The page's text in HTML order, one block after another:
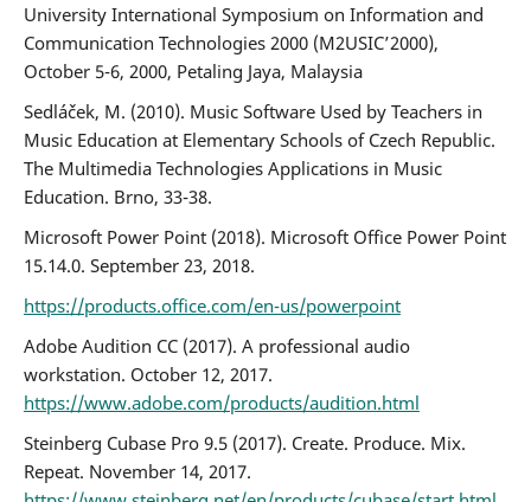
University International Symposium on Information and
Communication Technologies 2000 (M2USIC’2000),
October 5-6, 2000, Petaling Jaya, Malaysia
Sedláček, M. (2010). Music Software Used by Teachers in
Music Education at Elementary Schools of Czech Republic.
The Multimedia Technologies Applications in Music
Education. Brno, 33-38.
Microsoft Power Point (2018). Microsoft Office Power Point
15.14.0. September 23, 2018.
https://products.office.com/en-us/powerpoint
Adobe Audition CC (2017). A professional audio
workstation. October 12, 2017.
https://www.adobe.com/products/audition.html
Steinberg Cubase Pro 9.5 (2017). Create. Produce. Mix.
Repeat. November 14, 2017.